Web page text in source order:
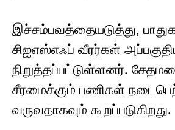
இச்சம்பவத்தையடுத்து,
சிஐஎஸ்எஃப் வீரர்கள்
நிறுத்தப்பட்டுள்ளனர்.
சீரமைக்கும் பணிகள்
வருவதாகவும் கூறப்படுகிறது.